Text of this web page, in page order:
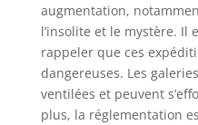
augmentation,
l’insolite et le mystère. Il
rappeler que ces
dangereuses. Les
ventilées et peuvent
plus, la réglementation